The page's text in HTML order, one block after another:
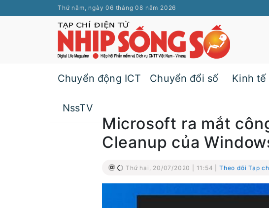
Thứ năm, ngày 06 tháng 08 năm 2026
Chuyển động ICT Chuyển đổi số Kinh tế
NssTV
Microsoft ra mắt
Cleanup của
Thứ hai, 20/07/2020 | 11:54 | Theo dõi Tạp